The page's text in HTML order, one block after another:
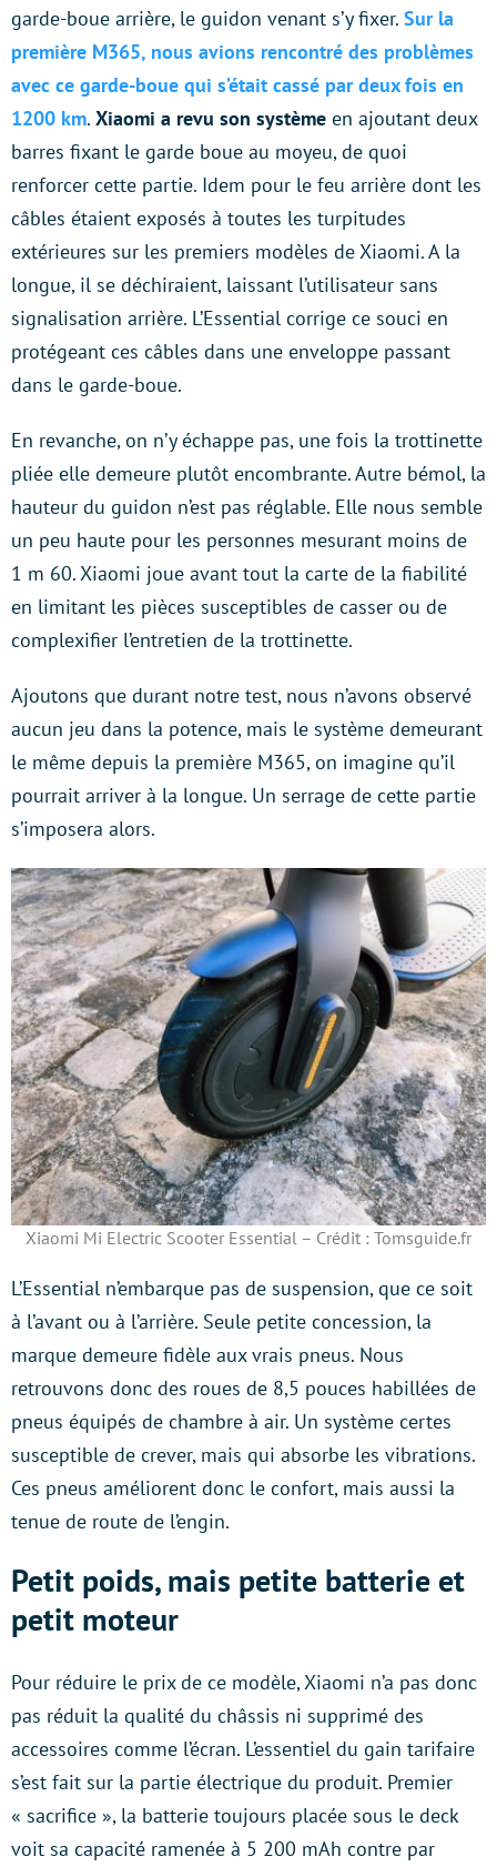
garde-boue arrière, le guidon venant s’y fixer. Sur la
première M365, nous avions rencontré des problèmes
avec ce garde-boue qui s’était cassé par deux fois en
1200 km. Xiaomi a revu son système en ajoutant deux
barres fixant le garde boue au moyeu, de quoi
renforcer cette partie. Idem pour le feu arrière dont les
câbles étaient exposés à toutes les turpitudes
extérieures sur les premiers modèles de Xiaomi. A la
longue, il se déchiraient, laissant l’utilisateur sans
signalisation arrière. L’Essential corrige ce souci en
protégeant ces câbles dans une enveloppe passant
dans le garde-boue.
En revanche, on n’y échappe pas, une fois la trottinette
pliée elle demeure plutôt encombrante. Autre bémol, la
hauteur du guidon n’est pas réglable. Elle nous semble
un peu haute pour les personnes mesurant moins de
1 m 60. Xiaomi joue avant tout la carte de la fiabilité
en limitant les pièces susceptibles de casser ou de
complexifier l’entretien de la trottinette.
Ajoutons que durant notre test, nous n’avons observé
aucun jeu dans la potence, mais le système demeurant
le même depuis la première M365, on imagine qu’il
pourrait arriver à la longue. Un serrage de cette partie
s’imposera alors.
Xiaomi Mi Electric Scooter Essential – Crédit : Tomsguide.fr
L’Essential n’embarque pas de suspension, que ce soit
à l’avant ou à l’arrière. Seule petite concession, la
marque demeure fidèle aux vrais pneus. Nous
retrouvons donc des roues de 8,5 pouces habillées de
pneus équipés de chambre à air. Un système certes
susceptible de crever, mais qui absorbe les vibrations.
Ces pneus améliorent donc le confort, mais aussi la
tenue de route de l’engin.
Petit poids, mais petite batterie et
petit moteur
Pour réduire le prix de ce modèle, Xiaomi n’a pas donc
pas réduit la qualité du châssis ni supprimé des
accessoires comme l’écran. L’essentiel du gain tarifaire
s’est fait sur la partie électrique du produit. Premier
« sacrifice », la batterie toujours placée sous le deck
voit sa capacité ramenée à 5 200 mAh contre par